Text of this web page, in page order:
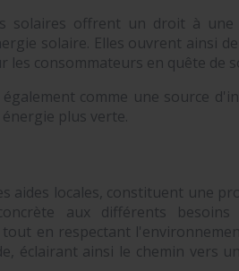
solaires offrent un droit à une
solaire. Elles ouvrent ainsi
consommateurs en quête de
comme une source
plus verte.
aides locales, constituent une
aux différents besoins
en respectant
éclairant ainsi le chemin vers